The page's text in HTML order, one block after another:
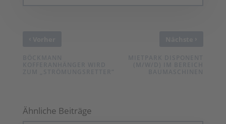
Ähnliche Beiträge